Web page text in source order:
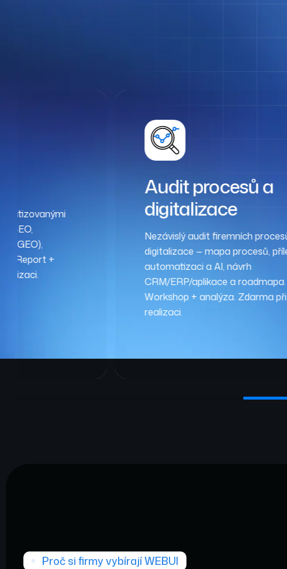
SEO,
(GEO),
Report +
Audit procesů a
digitalizace
Nezávislý audit firemních
digitalizace — mapa procesů,
automatizaci a AI, návrh
CRM/ERP/aplikace a roadmapa.
Workshop + analýza. Zdarma při
realizaci.
Proč si firmy vybírají WEBUI